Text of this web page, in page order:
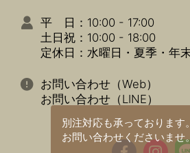
別注対応も承っております。
お問い合わせくださいませ
平 日：10:00 - 17:00
土日祝：10:00 - 18:00
定休日：水曜日・夏季・年
お問い合わせ（Web）
お問い合わせ（LINE）